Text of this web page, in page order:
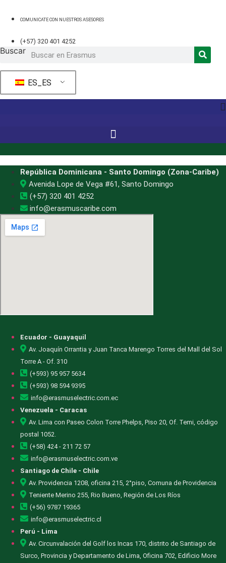
COMUNICATE CON NUESTROS ASESORES
(+57) 320 401 4252
Buscar
ES_ES
República Dominicana - Santo Domingo (Zona-Caribe)
Avenida Lope de Vega #61, Santo Domingo
(+57) 320 401 4252
info@erasmuscaribe.com
Ecuador - Guayaquil
Av. Joaquín Orrantia y Juan Tanca Marengo Torres del Mall del Sol
Torre A - Of. 310
(+593) 95 957 5634
(+593) 98 594 9395
info@erasmuselectric.com.ec
Venezuela - Caracas
Av. Lima con Paseo Colon Torre Phelps, Piso 20, Of. Temi, código
postal 1052.
(+58) 424 - 211 72 57
info@erasmuselectric.com.ve
Santiago de Chile - Chile
Av. Providencia 1208, oficina 215, 2°piso, Comuna de Providencia
Teniente Merino 255, Rio Bueno, Región de Los Ríos
(+56) 9787 19365
info@erasmuselectric.cl
Perú - Lima
Av. Circunvalación del Golf los Incas 170, distrito de Santiago de
Surco, Provincia y Departamento de Lima, Oficina 702, Edificio More